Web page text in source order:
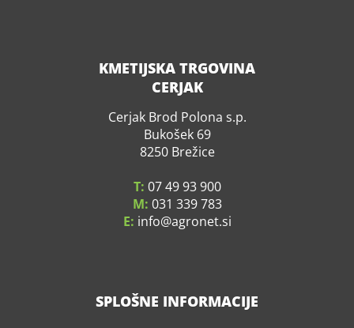
KMETIJSKA TRGOVINA
CERJAK
Cerjak Brod Polona s.p.
Bukošek 69
8250 Brežice
T: 07 49 93 900
M: 031 339 783
E: info agronet.si
SPLOŠNE INFORMACIJE